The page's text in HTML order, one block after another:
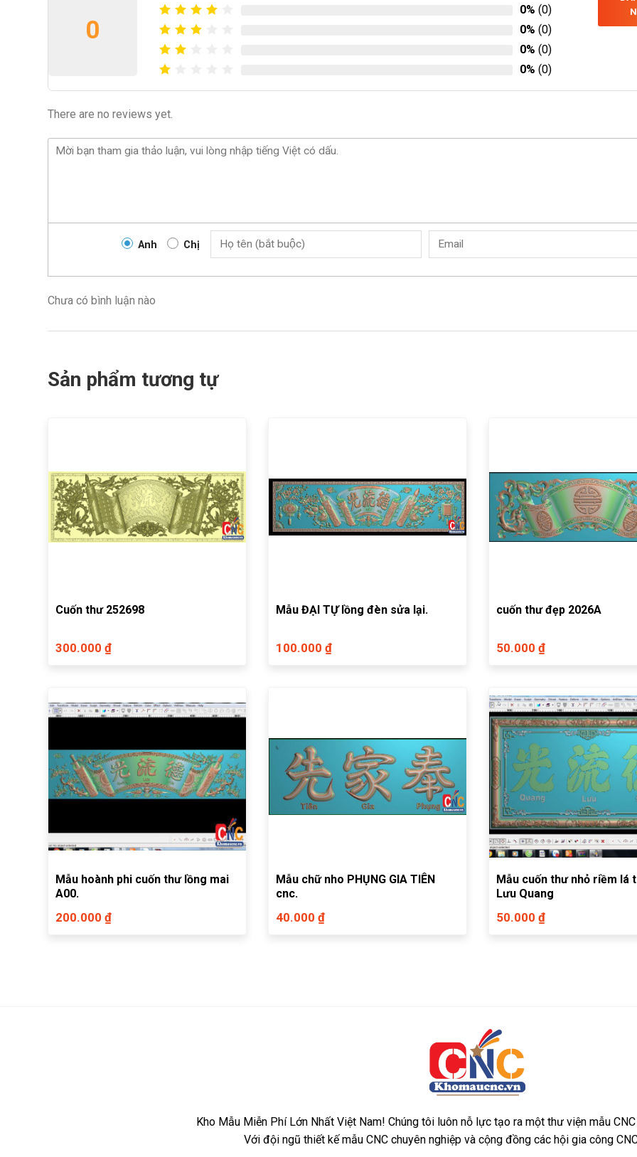
0
0% (0)
0% (0)
0% (0)
0% (0)
There are no reviews yet.
Anh Chị
Chưa có bình luận nào
Sản phẩm tương tự
Cuốn thư 252698
300.000 ₫
Mẫu ĐẠI TỰ lồng đèn sửa lại.
100.000 ₫
cuốn thư đẹp 2026A
50.000 ₫
Mẫu hoành phi cuốn thư lồng mai
A00.
200.000 ₫
Mẫu chữ nho PHỤNG GIA TIÊN
cnc.
40.000 ₫
Mẫu cuốn thư nhỏ riềm lá
Lưu Quang
50.000 ₫
Kho Mẫu Miễn Phí Lớn Nhất Việt Nam! Chúng tôi luôn nỗ lực tạo ra một thư viện mẫu
Với đội ngũ thiết kế mẫu CNC chuyên nghiệp và cộng đồng các hội gia công